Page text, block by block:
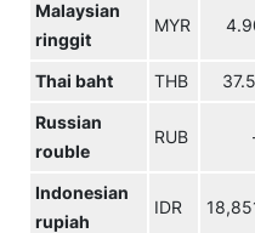
Malaysian
ringgit
MYR
Thai baht THB
Russian
rouble
RUB
Indonesian
rupiah
IDR